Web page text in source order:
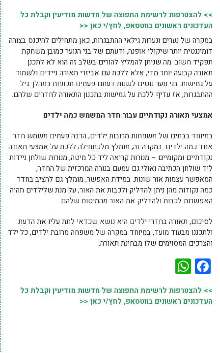
>> להצטרפות לרשימת התפוצה של חדשות מודיעין וקבלת כל
העדכונים ראשונים בווטסאפ, לחץ/י כאן <<
במקרה של נערים ונערות גילאי ההתבגרות, כאן מתחילים להיכנס בצורה
דומיננטית יותר שיקולי אופנה, ודעתם של בני הנוער כמובן משחקת
תפקיד חשוב. מה שניתן להמליץ להורים בשלב זה הוא לא לתכנן
תאורה קבועה יותר מדי, אלא ללכת עם אביזרי תאורה ניידים ולשמור
על גמישות. בני נוער נוטים לשנות דעתם פעמים תכופות במהלך גיל
ההתבגרות, אז עדיף ללכת על גמישות בתכנון התאורה לחדרים שלהם.
אמצעי תאורה נקודתיים עבור חדר המשמש כמה ילדים
במיוחד בבתים של משפחות מרובות ילדים, הרבה פעמים משמש חדר
אחד כמה ילדים. במקרה זה, מומלץ מלכתחילה ללכת על אמצעי תאורה
נקודתיים ומקומיים – מנורות קריאה ליד כל מיטה, מנורות שולחן ניידות
ליד שולחן הכתיבה ואולי גם עמעם בנורה המרכזית של החדר,
המאפשר עצמות אור שונות. במידת האפשר, מומלץ גם להציב בחדר
כמה נקודות מהן ניתן להדליק ולכבות את האור, על מנת שלילדים תהיה
האפשרות לכבות ולהדליק את האור מהמיטות שלהם.
לסיכום, תאורה בחדרי ילדים היא נושא שכדאי לתת עליו את הדעת
ולתכננו מבעוד מועד, במיוחד במקרה של משפחה מרובת ילדים, כל ילד
והצרכים המסוימים שלו מבחינת תאורה.
Facebook
>> להצטרפות לרשימת התפוצה של חדשות מודיעין וקבלת כל
העדכונים ראשונים בווטסאפ, לחץ/י כאן <<